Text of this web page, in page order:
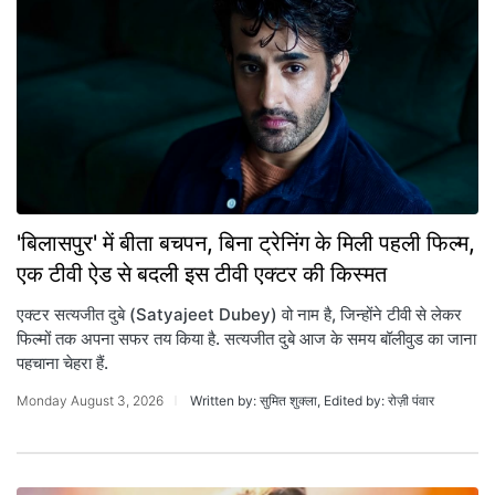
'बिलासपुर' में बीता बचपन, बिना ट्रेनिंग के मिली पहली फिल्म,
एक टीवी ऐड से बदली इस टीवी एक्टर की किस्मत
एक्टर सत्यजीत दुबे (Satyajeet Dubey) वो नाम है, जिन्होंने टीवी से लेकर
फिल्मों तक अपना सफर तय किया है. सत्यजीत दुबे आज के समय बॉलीवुड का जाना
पहचाना चेहरा हैं.
Monday August 3, 2026 Written by: सुमित शुक्ला, Edited by: रोज़ी पंवार